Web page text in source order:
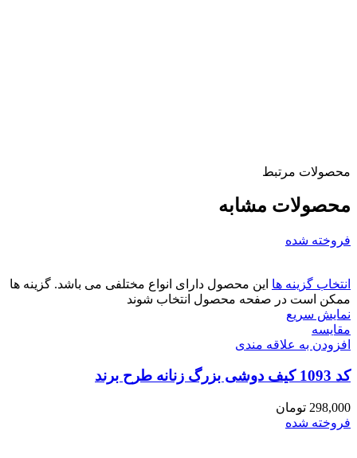
محصولات مرتبط
محصولات مشابه
فروخته شده
انتخاب گزینه ها این محصول دارای انواع مختلفی می باشد. گزینه ها
ممکن است در صفحه محصول انتخاب شوند
نمایش سریع
مقايسه
افزودن به علاقه مندی
کد 1093 کیف دوشی بزرگ زنانه طرح برند
298,000 تومان
فروخته شده